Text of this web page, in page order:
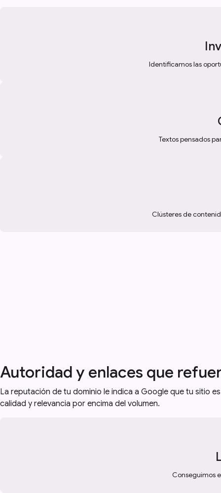
Identificamos las
Textos pensados
Clústeres de
Autoridad y enlaces que
La reputación de tu dominio le indica a Google que tu sitio
calidad y relevancia por encima del volumen.
Conseguimos